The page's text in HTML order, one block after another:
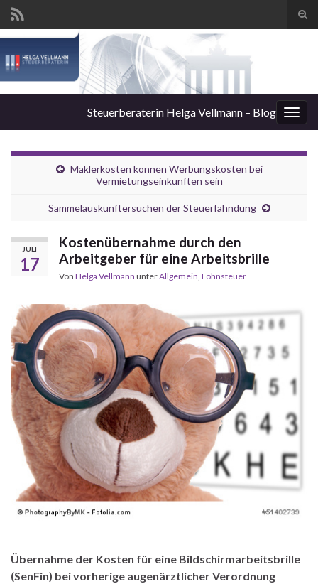
Steuerberaterin Helga Vellmann – Blog
Maklerkosten können Werbungskosten bei
Vermietungseinkünften sein
Sammelauskunftersuchen der Steuerfahndung
JULI
17
Kostenübernahme durch den
Arbeitgeber für eine Arbeitsbrille
Von Helga Vellmann unterAllgemein, Lohnsteuer
Übernahme der Kosten für eine Bildschirmarbeitsbrille
(SenFin) bei vorherige augenärztlicher Verordnung